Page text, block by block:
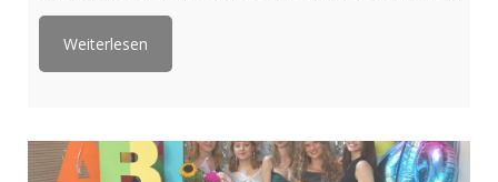
Weiterlesen